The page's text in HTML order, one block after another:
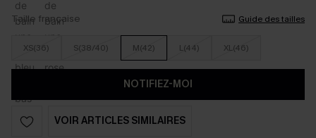
Taille française Guide des tailles
XS(36) S(38/40) M(42) L(44) XL(46)
NOTIFIEZ-MOI
VOIR ARTICLES SIMILAIRES